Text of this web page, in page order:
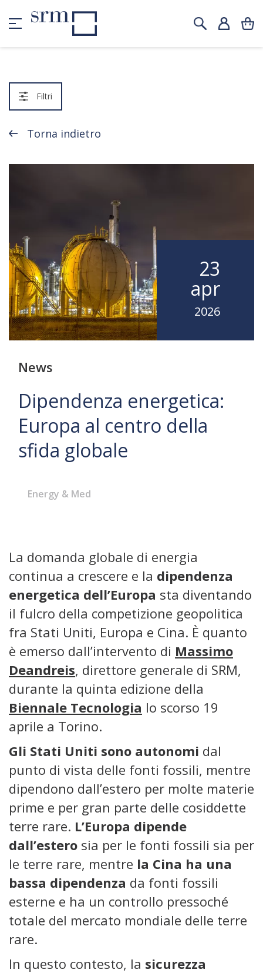
Filtri
Torna indietro
23
apr
2026
News
Dipendenza energetica:
Europa al centro della
sfida globale
Energy & Med
La domanda globale di energia
continua a crescere e la dipendenza
energetica dell’Europa sta diventando
il fulcro della competizione geopolitica
fra Stati Uniti, Europa e Cina. È quanto
è emerso dall’intervento di Massimo
Deandreis, direttore generale di SRM,
durante la quinta edizione della
Biennale Tecnologia lo scorso 19
aprile a Torino.
Gli Stati Uniti sono autonomi dal
punto di vista delle fonti fossili, mentre
dipendono dall’estero per molte materie
prime e per gran parte delle cosiddette
terre rare. L’Europa dipende
dall’estero sia per le fonti fossili sia per
le terre rare, mentre la Cina ha una
bassa dipendenza da fonti fossili
esterne e ha un controllo pressoché
totale del mercato mondiale delle terre
rare.
In questo contesto, la sicurezza